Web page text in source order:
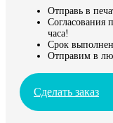
Отправь в
Согласования
часа!
Срок
Отправим в
Сделать заказ